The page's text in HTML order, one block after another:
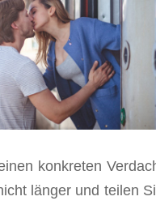
konkreten
länger und teilen